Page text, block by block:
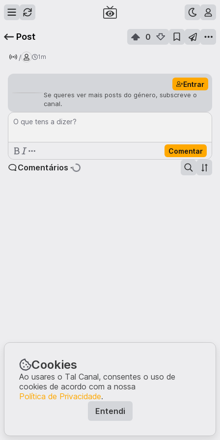
Post 0
/ 1m
Entrar
Se queres ver mais posts do género, subscreve o
canal.
O que tens a dizer?
Comentar
Comentários ·
Cookies
Ao usares o Tal Canal, consentes o uso de
cookies de acordo com a nossa
Política de Privacidade.
Entendi